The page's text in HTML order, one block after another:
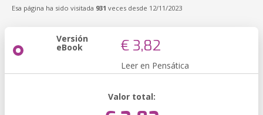
Esa página ha sido visitada 931 veces desde 12/11/2023
Versión
eBook € 3,82
Leer en Pensática
Valor total: